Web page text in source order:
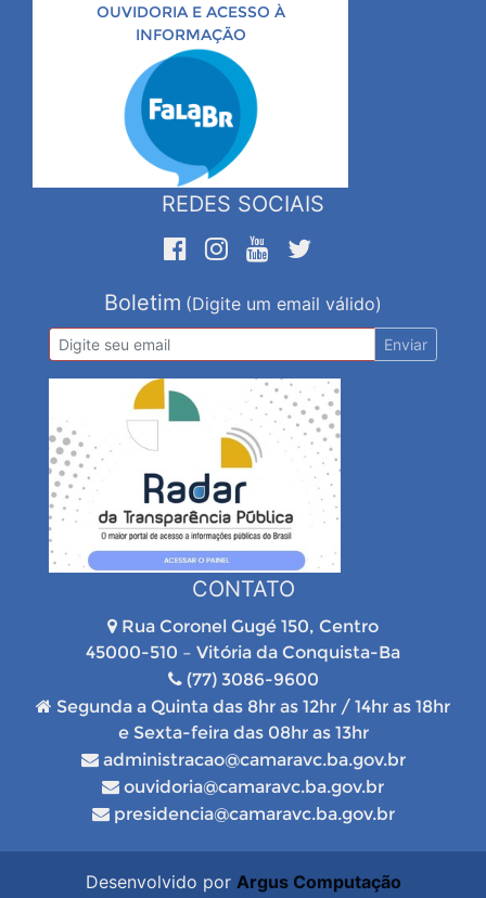
OUVIDORIA E ACESSO À
INFORMAÇÃO
REDES SOCIAIS
Boletim (Digite um email válido)
Enviar
CONTATO
Rua Coronel Gugé 150, Centro
45000-510 – Vitória da Conquista-Ba
(77) 3086-9600
Segunda a Quinta das 8hr as 12hr / 14hr as 18hr
e Sexta-feira das 08hr as 13hr
administracao@camaravc.ba.gov.br
ouvidoria@camaravc.ba.gov.br
presidencia@camaravc.ba.gov.br
Desenvolvido por Argus Computação